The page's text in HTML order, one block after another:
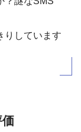
りしています